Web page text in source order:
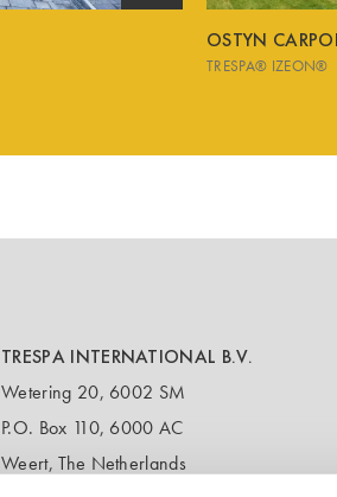
OSTYN
TRESPA® IZEON®
TRESPA INTERNATIONAL B.V.
Wetering 20, 6002 SM
P.O. Box 110, 6000 AC
Weert, The Netherlands